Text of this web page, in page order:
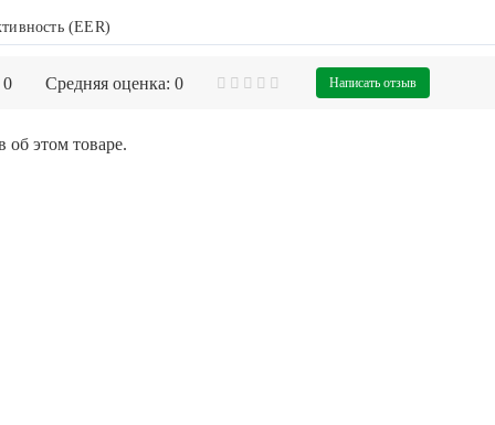
(EER)
Средняя оценка: 0 Написать отзыв
об этом товаре.